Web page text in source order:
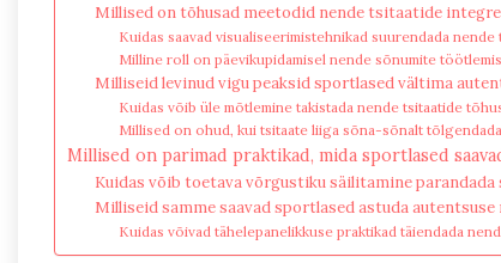
Millised on tõhusad meetodid nende tsitaatide
Kuidas saavad visualiseerimistehnikad suurendada nende
Milline roll on päevikupidamisel nende sõnumite
Milliseid levinud vigu peaksid sportlased vältima
Kuidas võib üle mõtlemine takistada nende tsitaatide
Millised on ohud, kui tsitaate liiga sõna-sõnalt
Millised on parimad praktikad, mida sportlased
Kuidas võib toetava võrgustiku säilitamine
Milliseid samme saavad sportlased astuda
Kuidas võivad tähelepanelikkuse praktikad täiendada